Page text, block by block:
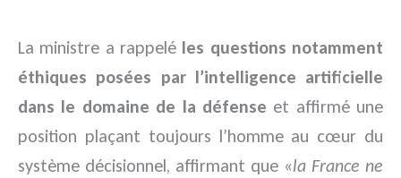
La ministre a rappelé les questions notamment
éthiques posées par l’intelligence artificielle
dans le domaine de la défense et affirmé une
position plaçant toujours l’homme au cœur du
système décisionnel, affirmant que «la France ne